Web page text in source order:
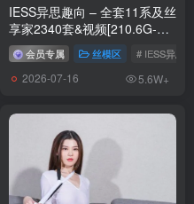
IESS异思趣向 – 全套11系及丝
享家2340套&视频[210.6G-
2026.7]
会员专属 丝模区 # IESS异思
2026-07-16 5.6W+